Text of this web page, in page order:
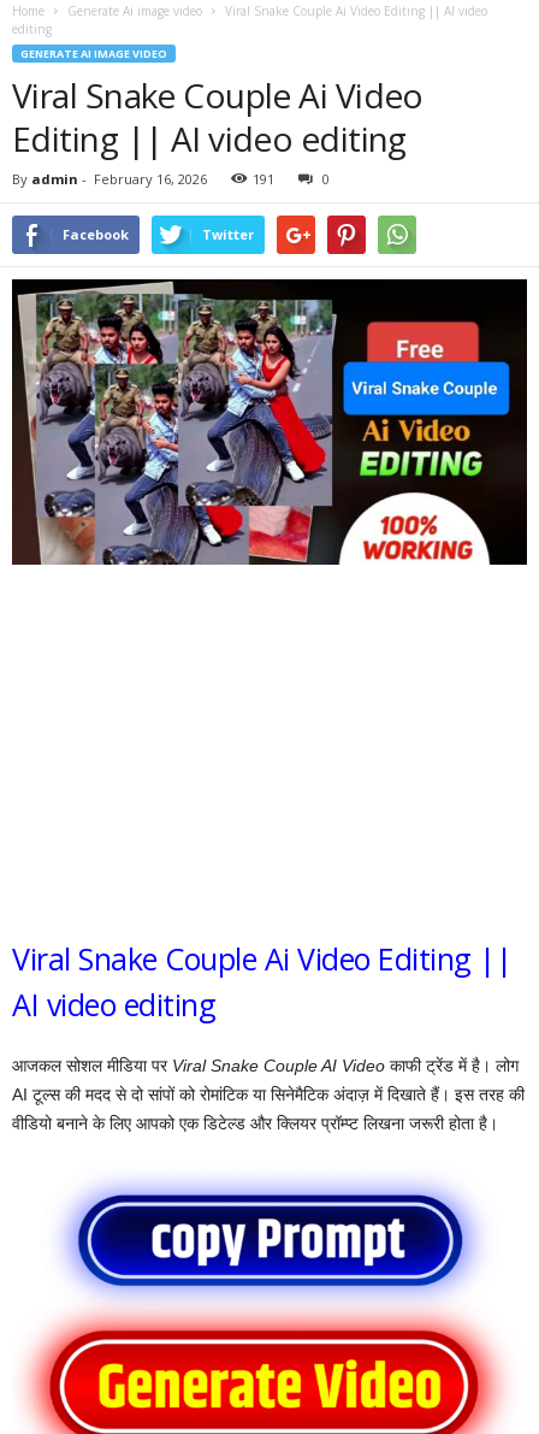
Home Generate Ai image video
Viral Snake Couple Ai Video Editing || AI video
editing
GENERATE AI IMAGE VIDEO
Viral Snake Couple Ai Video
Editing || AI video editing
By admin - February 16, 2026 191 0
Facebook Twitter
Viral Snake Couple Ai Video Editing ||
AI video editing
आजकल सोशल मीडिया पर Viral Snake Couple AI Video काफी ट्रेंड में है। लोग
AI टूल्स की मदद से दो सांपों को रोमांटिक या सिनेमैटिक अंदाज़ में दिखाते हैं। इस तरह की
वीडियो बनाने के लिए आपको एक डिटेल्ड और क्लियर प्रॉम्प्ट लिखना जरूरी होता है।